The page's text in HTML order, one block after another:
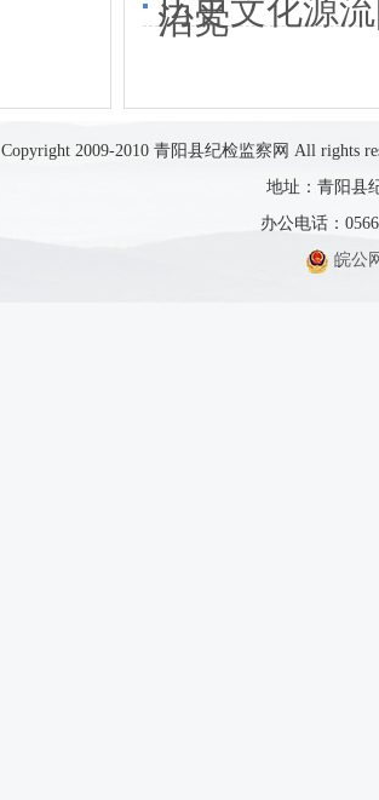
治党
历史文化源
Copyright 2009-2010 青阳县纪检监察网 All rights
地址：青阳县
办公电话：
皖公